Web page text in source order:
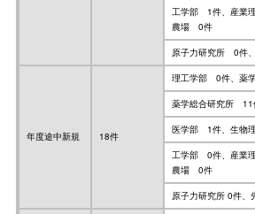
工学部 1件、産業
農場 0件
原子力研究所 0件
年度途中新規 18件
理工学部 0件、薬
薬学総合研究所
医学部 1件、生物
工学部 0件、産業
農場 0件
原子力研究所 0件